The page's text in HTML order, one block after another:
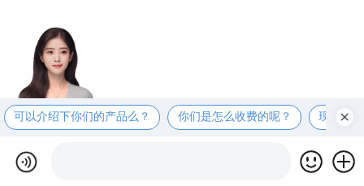
可以介绍下你们的产品么？ 你们是怎么收费的呢？ 现在有